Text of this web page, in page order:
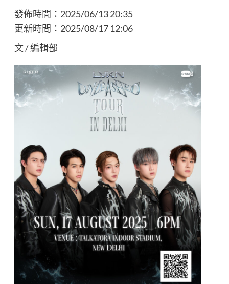
發佈時間： 2025/06/13 20:35
更新時間： 2025/08/17 12:06
文 / 編輯部